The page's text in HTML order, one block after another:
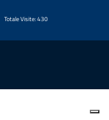
Totale Visite: 430